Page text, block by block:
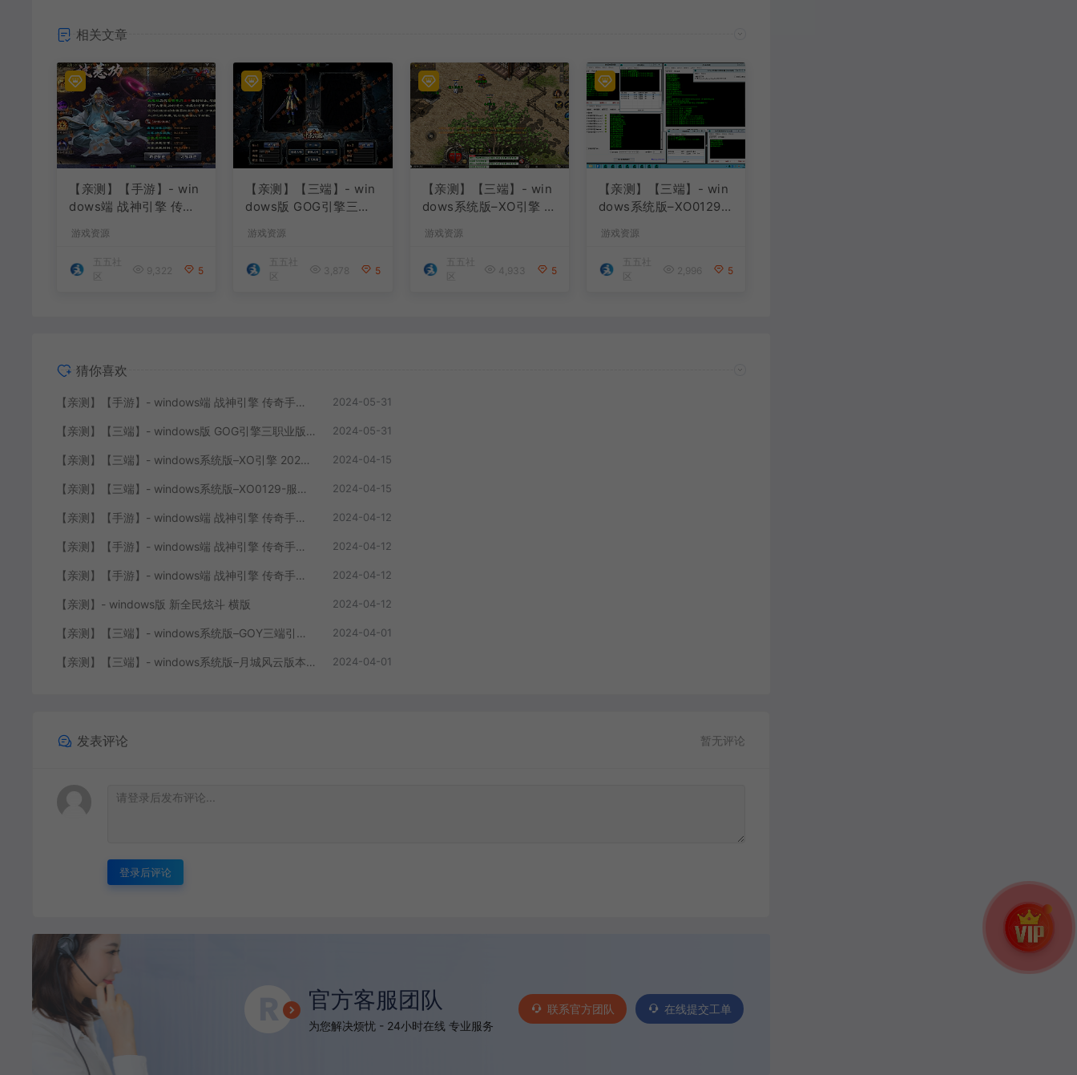
相关文章
【亲测】【手游】- win
dows端 战神引擎 传奇
整版 白猪3.0免费版 安
卓+苹果+教程+工具
游戏资源
五五社
区
9,322 5
【亲测】【三端】- win
dows版 GOG引擎三职
已整理配套微端 直接改I
P即可进入游戏
游戏资源
五五社
区
3,878 5
【亲测】【三端】- win
dows系统版–XO引擎 2
制 版本 1.80九龙特色星
王合击版
游戏资源
五五社
区
4,933 5
【亲测】【三端】- win
dows系统版–XO0129-
料 2024.4.15 整理无限
制 只有引擎和客户端 无
版本
游戏资源
五五社
区
2,996 5
猜你喜欢
【亲测】【手游】- windows端 战神引擎 传奇手游 单职业 上古沉默完整版 白猪3.0免费版 安卓+苹果+教程+工具 2024-05-31
【亲测】【三端】- windows版 GOG引擎三职业版本 中原沉默 团购版 已整理配套微端 直接改IP即可进入游戏 2024-05-31
【亲测】【三端】- windows系统版–XO引擎 2024.4.15整理 最新无限制 版本 1.80九龙特色星王合击版 2024-04-15
【亲测】【三端】- windows系统版–XO0129-服务端 双端 引擎相关资料 2024.4.15 整理无限制 只有引擎和客户端 无版本 2024-04-15
【亲测】【手游】- windows端 战神引擎 传奇手游 单职业 仙域劫 白猪3.0免费版 红包 生肖 时装 境界 龙魂 盾牌 法宝 安卓+苹果+教程+工具 安卓+苹果+教程+工具 2024-04-12
【亲测】【手游】- windows端 战神引擎 传奇手游 复古三职业 180 火龙大陆 白猪3.0免费版 赞助 转生 变身 修炼 神器 生肖 技能修炼 狂暴 积分 安卓+苹果+教程+工具 2024-04-12
【亲测】【手游】- windows端 战神引擎 传奇手游 三职业 180 再战风云六大路 任务 特戒 狂暴 自动回收 赞助 炫彩魂环 爵位 转生 安卓+苹果+教程+工具 2024-04-12
【亲测】- windows版 新全民炫斗 横版 2024-04-12
【亲测】【三端】- windows系统版–GOY三端引擎 团购版 复古底板 + 服务端+ 微端补丁+工具+教程 +引擎源码 2024-04-01
【亲测】【三端】- windows系统版–月城风云版本 山炮引擎 防XO服务端 客户端 版本+工具+微端+搭建说明 2024-04-01
发表评论 暂无评论
登录后评论
官方客服团队
为您解决烦忧 - 24小时在线 专业服务
联系官方团队 在线提交工单